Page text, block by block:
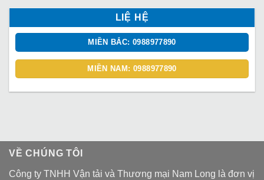
LIỆ HỆ
MIỀN BẮC: 0988977890
MIỀN NAM: 0988977890
VỀ CHÚNG TÔI
Công ty TNHH Vận tải và Thương mại Nam Long là đơn vị